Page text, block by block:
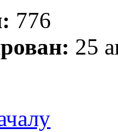
776
25